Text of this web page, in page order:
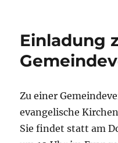
Einladung
Zu einer
evangelische
Sie findet statt am